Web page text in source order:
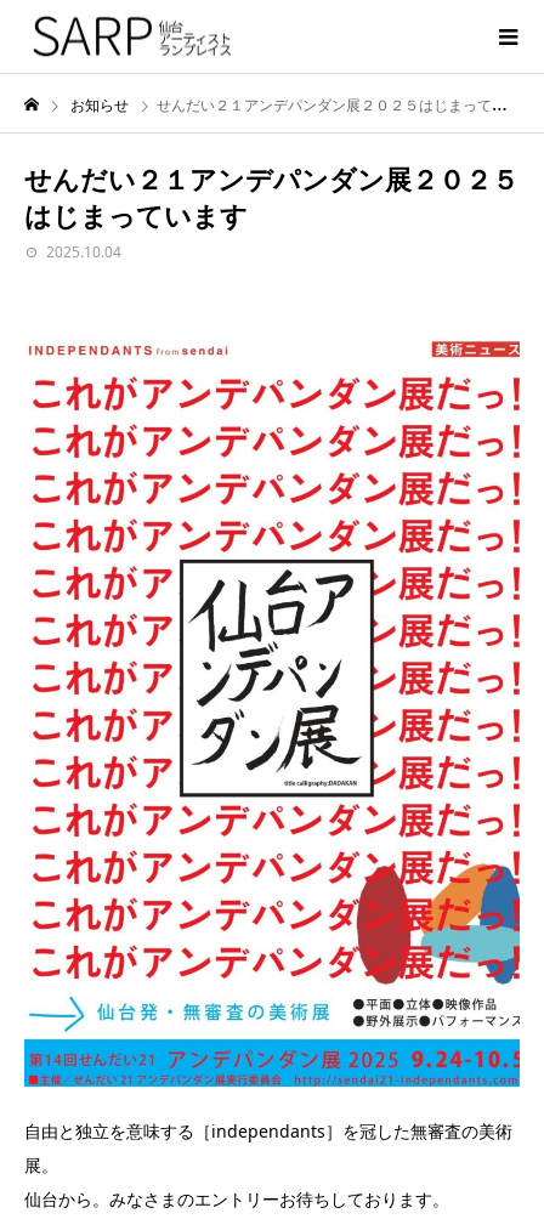
お知らせ せんだい２１アンデパンダン展２０２５はじまっています
せんだい２１アンデパンダン展２０２５
はじまっています
2025.10.04
自由と独立を意味する［independants］を冠した無審査の美術
展。
仙台から。みなさまのエントリーお待ちしております。